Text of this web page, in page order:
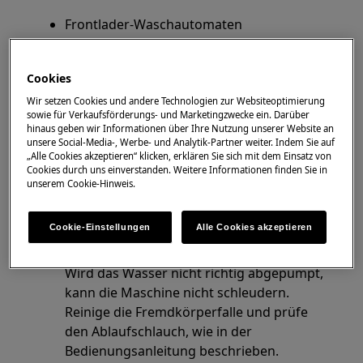
Frontlader-Waschautomaten
Toplader-Waschmaschinen
Lösung
"Spülstopp" ist aktiviert
Ist der Spülstopp angewählt, verbleibt die
Wäsche am Programmende im letzten
Spülwasser. Um die Wäsche entnehmen zu
oder "Pumpen und Schleudern".
Wird das Wasser nicht richtig abgepumpt,
kann die Maschine nicht schleudern.
Reinige die Fremdkörperfalle und prüfe
den Ablaufschlauch, wie in der
Bedienungsanleitung beschrieben.
Cookies
Wir setzen Cookies und andere Technologien zur Websiteoptimierung
sowie für Verkaufsförderungs- und Marketingzwecke ein. Darüber
hinaus geben wir Informationen über Ihre Nutzung unserer Website an
unsere Social-Media-, Werbe- und Analytik-Partner weiter. Indem Sie auf
„Alle Cookies akzeptieren“ klicken, erklären Sie sich mit dem Einsatz von
Cookies durch uns einverstanden. Weitere Informationen finden Sie in
unserem Cookie-Hinweis.
Cookie-Einstellungen Alle Cookies akzeptieren